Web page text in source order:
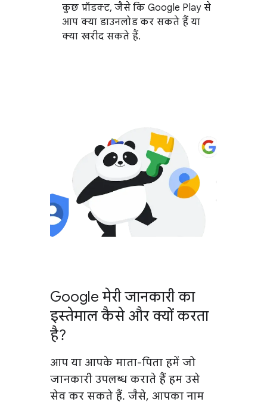
कुछ प्रॉडक्ट, जैसे कि Google Play से
आप क्या डाउनलोड कर सकते हैं या
क्या खरीद सकते हैं.
Google मेरी जानकारी का
इस्तेमाल कैसे और क्यों करता
है?
आप या आपके माता-पिता हमें जो
जानकारी उपलब्ध कराते हैं हम उसे
सेव कर सकते हैं. जैसे, आपका नाम